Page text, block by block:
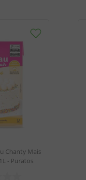
Chanty Mais
- Puratos